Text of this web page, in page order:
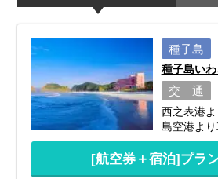
種子島
種子島い
交 通
西之表港
島空港よ
[航空券＋宿泊]プラ